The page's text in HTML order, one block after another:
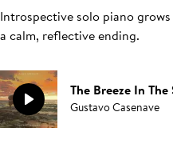
Introspective solo piano
a calm, reflective ending.
The Breeze In The
Gustavo Casenave